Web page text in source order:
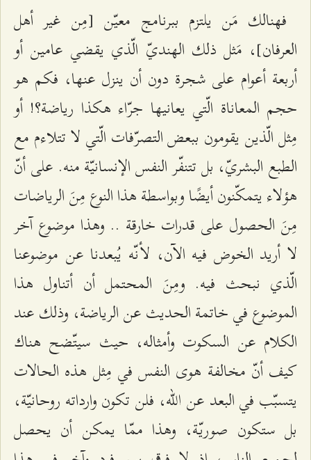
فهنالك مَن يلتزم ببرنامج معيّن [مِن غير أهل
العرفان]، مَثل ذلك الهنديّ الّذي يقضي عامين أو
أربعة أعوام على شجرة دون أن ينزل عنها، فكم هو
حجم المعاناة الّتي يعانيها جرّاء هكذا رياضة؟! أو
مِثل الّذين يقومون ببعض التصرّفات الّتي لا تتلاءم مع
الطبع البشريّ، بل تتنفّر النفس الإنسانيّة منه. على أنّ
هؤلاء يتمكّنون أيضًا وبواسطة هذا النوع مِنَ الرياضات
مِنَ الحصول على قدرات خارقة .. وهذا موضوع آخر
لا أريد الخوض فيه الآن، لأنّه يُبعدنا عن موضوعنا
الّذي نبحث فيه. ومِنَ المحتمل أن أتناول هذا
الموضوع في خاتمة الحديث عن الرياضة، وذلك عند
الكلام عن السكوت وأمثاله، حيث سيتّضح هناك
كيف أنّ مخالفة هوى النفس في مِثل هذه الحالات
يتسبّب في البعد عن الله، فلن تكون وارداته روحانيّة،
بل ستكون صوريّة، وهذا ممّا يمكن أن يحصل